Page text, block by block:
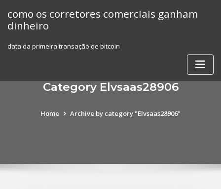
content
como os corretores comerciais ganham
dinheiro
data da primeira transação de bitcoin
Category Elvsaas28906
Home Archive by category "Elvsaas28906"